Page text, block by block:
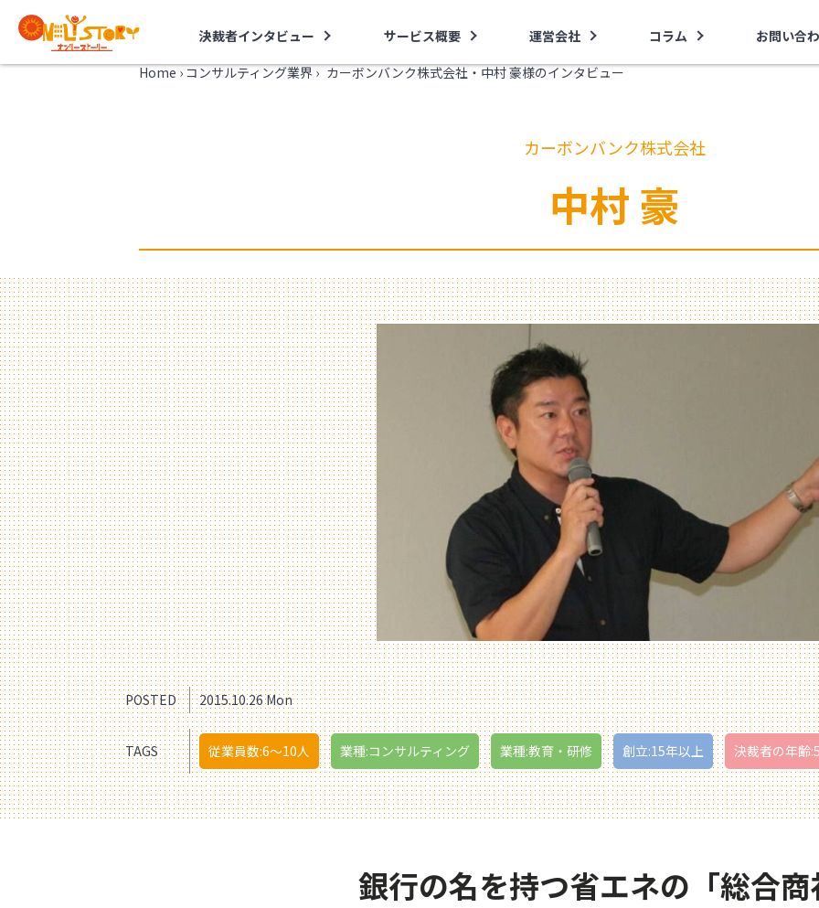
決裁者インタビュー サービス概要 運営会社 コラム お問い合
Home › コンサルティング業界 › カーボンバンク株式会社・中村 豪様のインタビュー
カーボンバンク株式会社
中村 豪
POSTED 2015.10.26 Mon
TAGS 従業員数:6～10人 業種:コンサルティング 業種:教育・研修 創立:15年以上 決裁者の年齢
銀行の名を持つ省エネの「総合